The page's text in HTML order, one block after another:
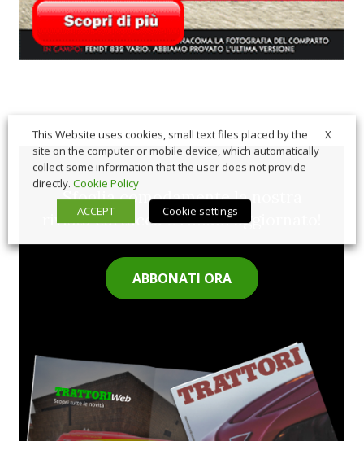
Sfoglia comodamente la nostra
rivista cartacea e rimani aggiornato!
ABBONATI ORA
X
This Website uses cookies, small text files placed by the
site on the computer or mobile device, which automatically
collect some information that the user does not provide
directly. Cookie Policy
ACCEPT
Cookie settings